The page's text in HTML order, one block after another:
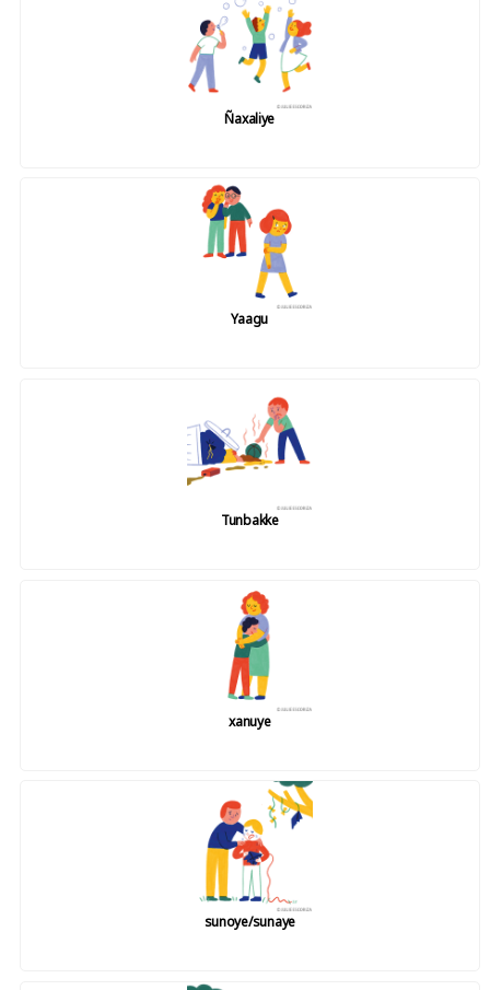
Ñaxaliye
Yaagu
Tunbakke
xanuye
sunoye/sunaye